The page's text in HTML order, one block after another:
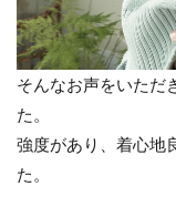
そんなお声をいただ
た。
強度があり、着心地
た。